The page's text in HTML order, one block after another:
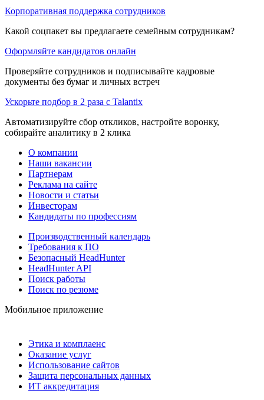
Корпоративная поддержка сотрудников
Какой соцпакет вы предлагаете семейным сотрудникам?
Оформляйте кандидатов онлайн
Проверяйте сотрудников и подписывайте кадровые
документы без бумаг и личных встреч
Ускорьте подбор в 2 раза с Talantix
Автоматизируйте сбор откликов, настройте воронку,
собирайте аналитику в 2 клика
О компании
Наши вакансии
Партнерам
Реклама на сайте
Новости и статьи
Инвесторам
Кандидаты по профессиям
Производственный календарь
Требования к ПО
Безопасный HeadHunter
HeadHunter API
Поиск работы
Поиск по резюме
Мобильное приложение
Этика и комплаенс
Оказание услуг
Использование сайтов
Защита персональных данных
ИТ аккредитация